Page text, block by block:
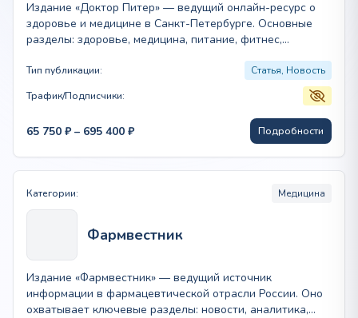
Издание «Доктор Питер» — ведущий онлайн-ресурс о
здоровье и медицине в Санкт-Петербурге. Основные
разделы: здоровье, медицина, питание, фитнес,
Тип публикации:
Статья, Новость
Трафик/Подписчики:
65 750 ₽ – 695 400 ₽Диапазон
65
750 ₽
Подробности
Категории: Медицина
Фармвестник
Издание «Фармвестник» — ведущий источник
информации в фармацевтической отрасли России. Оно
охватывает ключевые разделы: новости, аналитика,